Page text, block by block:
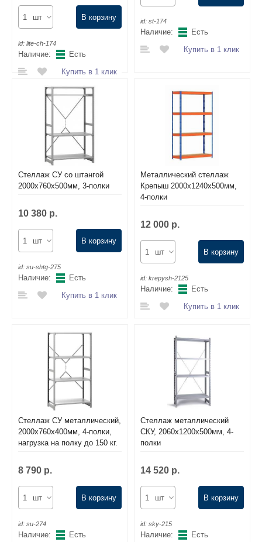
шт В корзину
id: lite-ch-174
Наличие:
Есть
Купить в 1 клик
id: st-174
Наличие:
Есть
Купить в 1 клик
Стеллаж СУ со штангой
2000х760х500мм, 3-полки
10 380 р.
шт В корзину
id: su-shtg-275
Наличие:
Есть
Купить в 1 клик
Металлический стеллаж
Крепыш 2000х1240х500мм,
4-полки
12 000 р.
шт В корзину
id: krepysh-2125
Наличие:
Есть
Купить в 1 клик
Стеллаж СУ металлический,
2000х760х400мм, 4-полки,
нагрузка на полку до 150 кг.
8 790 р.
шт В корзину
id: su-274
Наличие:
Есть
Стеллаж металлический
СКУ, 2060х1200х500мм, 4-
полки
14 520 р.
шт В корзину
id: sky-215
Наличие:
Есть